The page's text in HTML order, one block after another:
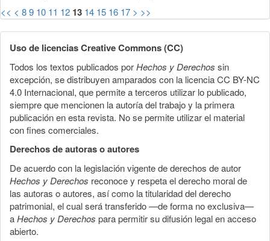
<< < 89 10 11 12 13 14 15 16 17 > >>
Uso de licencias Creative Commons (CC)
Todos los textos publicados porHechos y Derechos sin
excepción, se distribuyen amparados con la licencia CC BY-NC
4.0 Internacional, que permite a terceros utilizar lo publicado,
siempre que mencionen la autoría del trabajo y la primera
publicación en esta revista. No se permite utilizar el material
con fines comerciales.
Derechos de autoras o autores
De acuerdo con la legislación vigente de derechos de autor
Hechos y Derechos reconoce y respeta el derecho moral de
las autoras o autores, así como la titularidad del derecho
patrimonial, el cual será transferido —de forma no exclusiva—
aHechos y Derechos para permitir su difusión legal en acceso
abierto.